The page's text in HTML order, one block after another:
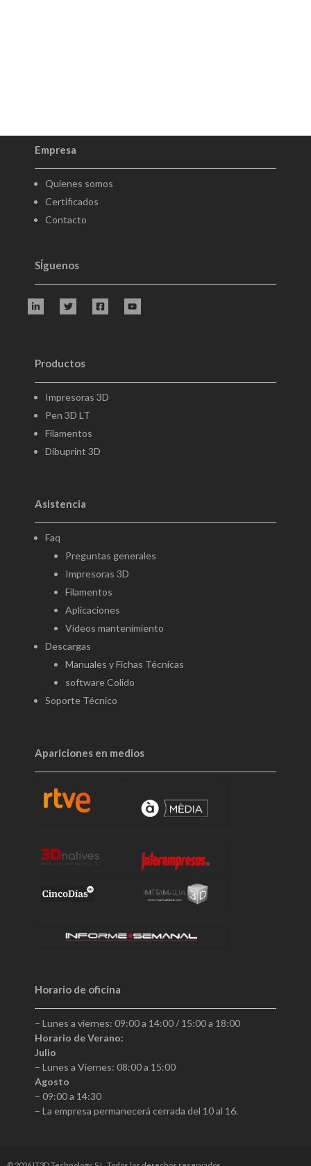
Empresa
Quienes somos
Certificados
Contacto
SÍguenos
Productos
Impresoras 3D
Pen 3D LT
Filamentos
Dibuprint 3D
Asistencia
Faq
Preguntas generales
Impresoras 3D
Filamentos
Aplicaciones
Videos mantenimiento
Descargas
Manuales y Fichas Técnicas
software Colido
Soporte Técnico
Apariciones en medios
Horario de oficina
– Lunes a viernes: 09:00 a 14:00 / 15:00 a 18:00
Horario de Verano:
Julio
– Lunes a Viernes: 08:00 a 15:00
Agosto
– 09:00 a 14:30
– La empresa permanecerá cerrada del 10 al 16.